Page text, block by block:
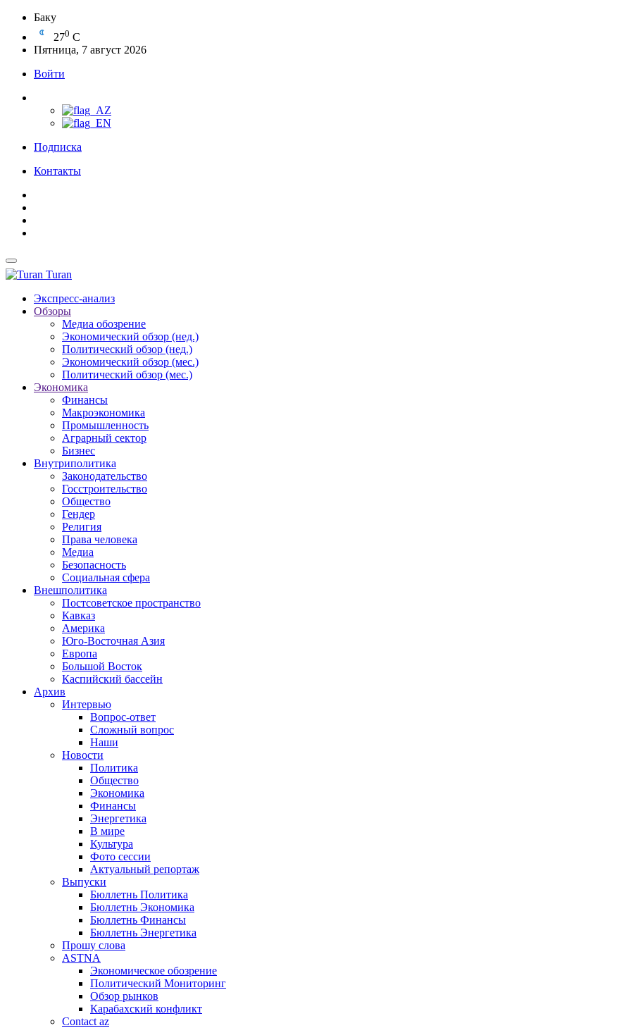
Баку
270 C
Пятница, 7 август 2026
Войти
Подписка
Контакты
Turan
Экспресс-анализ
Обзоры
Медиа обозрение
Экономический обзор (нед.)
Политический обзор (нед.)
Экономический обзор (мес.)
Политический обзор (мес.)
Экономика
Финансы
Макроэкономика
Промышленность
Аграрный сектор
Бизнес
Внутриполитика
Законодательство
Госстроительство
Общество
Гендер
Религия
Права человека
Медиа
Безопасность
Социальная сфера
Внешполитика
Постсоветское пространство
Кавказ
Америка
Юго-Восточная Азия
Европа
Большой Восток
Каспийский бассейн
Архив
Интервью
Вопрос-ответ
Сложный вопрос
Наши
Новости
Политика
Общество
Экономика
Финансы
Энергетика
В мире
Культура
Фото сессии
Актуальный репортаж
Выпуски
Бюллетнь Политика
Бюллетнь Экономика
Бюллетнь Финансы
Бюллетнь Энергетика
Прошу слова
ASTNA
Экономическое обозрение
Политический Мониторинг
Обзор рынков
Карабахский конфликт
Contact az